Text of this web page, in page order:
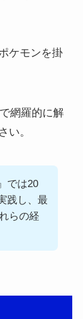
ケモンを掛
網羅的に解
い。
では20
践し、最
らの経